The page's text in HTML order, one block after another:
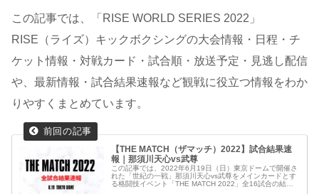
この記事では、「RISE WORLD SERIES 2022」
RISE（ライズ）キックボクシングの大会情報・日程・チ
ケット情報・対戦カード・試合順・放送予定・見逃し配信
や、最新情報・試合結果速報など観戦に役立つ情報をわか
りやすくまとめています。
【THE MATCH（ザマッチ）2022】試合結果速
報｜那須川天心vs武尊
この記事では、2022年6月19日（日）東京ドームで開催さ
れた「世紀の一戦」那須川天心vs武尊をメインカードとす
る格闘技イベント「THE MATCH 2022」全16試合の結果